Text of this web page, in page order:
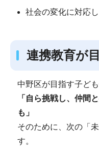
社会の変化に対応
連携教育が
中野区が目指す子ど
「自ら挑戦し、仲間
も」
そのために、次の「
す。